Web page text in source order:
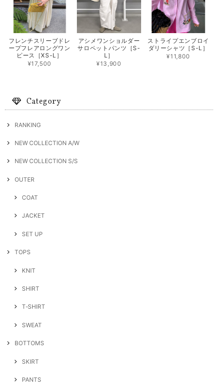
フレンチスリーブドレ
ープフレアロングワン
ピース［XS-L］
¥17,500
アシメワンショルダー
サロペットパンツ［S-
L］
¥13,900
ストライプエンブロイ
ダリーシャツ［S-L］
¥11,800
Category
RANKING
NEW COLLECTION A/W
NEW COLLECTION S/S
OUTER
COAT
JACKET
SET UP
TOPS
KNIT
SHIRT
T‐SHIRT
SWEAT
BOTTOMS
SKIRT
PANTS